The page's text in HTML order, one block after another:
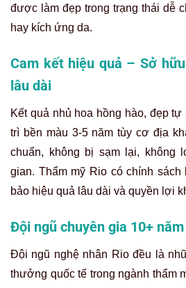
Đội ngũ chuyên viên 10+ năm kinh
hoa tại Thẩm mỹ Rio
Nhủ hoa đẹp giúp phụ nữ
Sở hữu nhủ hoa hồng hào, đều
trong cuộc sống hàng ngày cũng
nhân. Nhủ hoa đẹp không chỉ
nhiều phụ nữ hiện đại chú trọng
Tác động của nhủ hoa đẹp